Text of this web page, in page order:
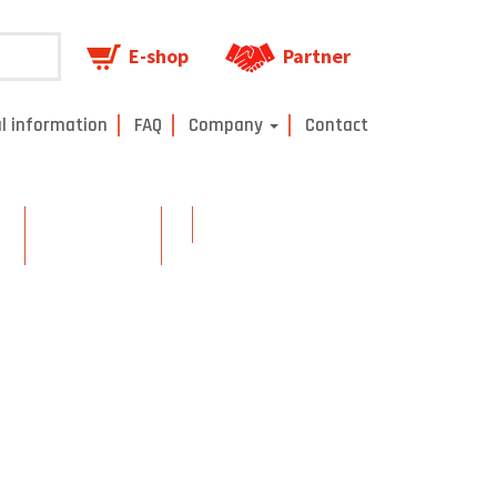
E-shop Partner
information FAQ Company Contact